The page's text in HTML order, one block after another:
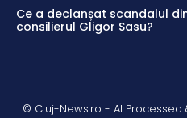
Ce a declanșat scandalul
consilierul Gligor Sasu?
© Cluj-News.ro - AI